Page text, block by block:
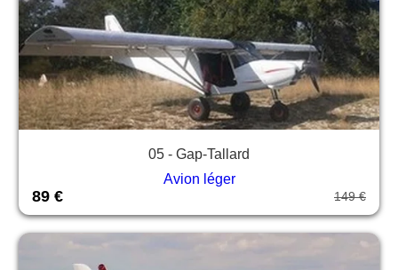
05 - Gap-Tallard
Avion léger
89 € 149 €